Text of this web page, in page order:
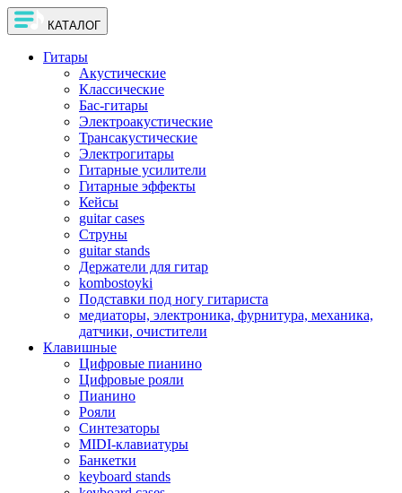
КАТАЛОГ
Гитары
Акустические
Классические
Бас-гитары
Электроакустические
Трансакустические
Электрогитары
Гитарные усилители
Гитарные эффекты
Кейсы
guitar cases
Струны
guitar stands
Держатели для гитар
kombostoyki
Подставки под ногу гитариста
медиаторы, электроника, фурнитура, механика,
датчики, очистители
Клавишные
Цифровые пианино
Цифровые рояли
Пианино
Рояли
Синтезаторы
MIDI-клавиатуры
Банкетки
keyboard stands